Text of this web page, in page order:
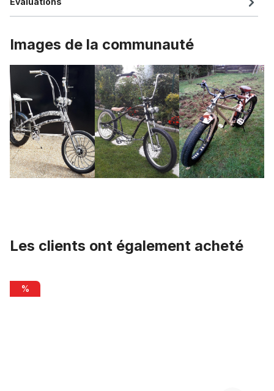
Images de la communauté
Les clients ont également acheté
Cruiser Fender Set alu 26 pouces 80 mm, argent laqué brillant
%